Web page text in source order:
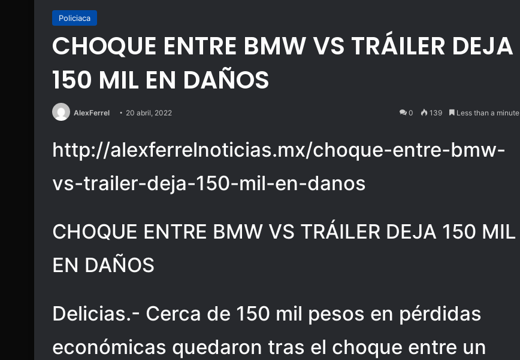
Policiaca
CHOQUE ENTRE BMW VS TRÁILER DEJA
150 MIL EN DAÑOS
AlexFerrel 20 abril, 2022 0 139 Less than a minute
http://alexferrelnoticias.mx/choque-entre-bmw-
vs-trailer-deja-150-mil-en-danos
CHOQUE ENTRE BMW VS TRÁILER DEJA 150 MIL
EN DAÑOS
Delicias.- Cerca de 150 mil pesos en pérdidas
económicas quedaron tras el choque entre un